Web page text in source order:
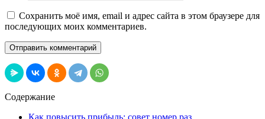
Сохранить моё имя, email и адрес сайта в этом браузере для
последующих моих комментариев.
Содержание